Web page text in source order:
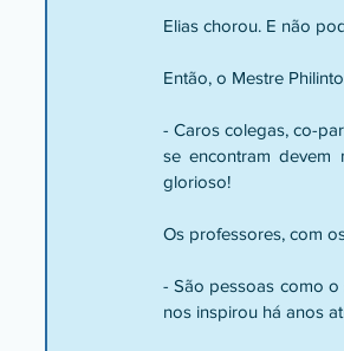
Elias chorou. E não
Então, o Mestre
- Caros colegas, co-
se encontram devem
glorioso!
Os professores, com
- São pessoas como o
nos inspirou há anos